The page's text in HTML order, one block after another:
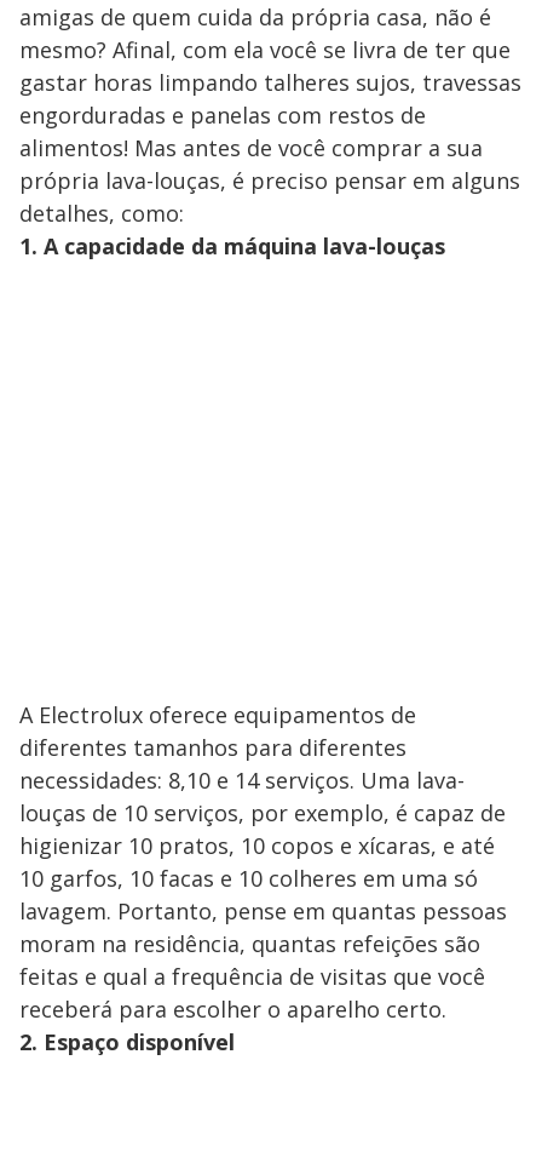
amigas de quem cuida da própria casa, não é
mesmo? Afinal, com ela você se livra de ter que
gastar horas limpando talheres sujos, travessas
engorduradas e panelas com restos de
alimentos! Mas antes de você comprar a sua
própria lava-louças, é preciso pensar em alguns
detalhes, como:
1. A capacidade da máquina lava-louças
A Electrolux oferece equipamentos de
diferentes tamanhos para diferentes
necessidades: 8,10 e 14 serviços. Uma lava-
louças de 10 serviços, por exemplo, é capaz de
higienizar 10 pratos, 10 copos e xícaras, e até
10 garfos, 10 facas e 10 colheres em uma só
lavagem. Portanto, pense em quantas pessoas
moram na residência, quantas refeições são
feitas e qual a frequência de visitas que você
receberá para escolher o aparelho certo.
2. Espaço disponível